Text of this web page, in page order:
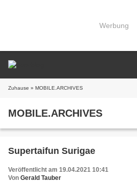
Werbung
Zuhause » MOBILE.ARCHIVES
MOBILE.ARCHIVES
Supertaifun Surigae
Veröffentlicht am 19.04.2021 10:41
Von Gerald Tauber